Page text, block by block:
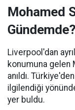
Mohamed
Gündemde?
Liverpool'dan
konumuna gelen
anıldı.
ilgilendiği
yer buldu.